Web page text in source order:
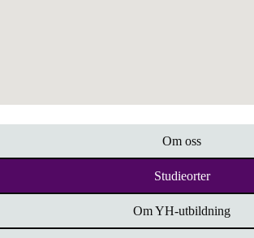
Om oss
Studieorter
Om YH-utbildning